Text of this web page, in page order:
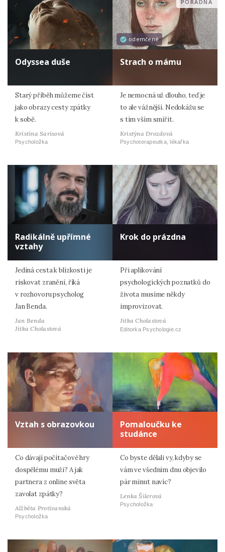
Odyssea duše
Starý příběh můžeme číst
jako obrazy cesty zpátky
k sobě.
Kristina Sarisová
Psycholožka
odemčené
PORADNA
Strach o mámu
Je nemocná už dlouho, teď je
to ale vážnější. Nedokážu se
s tím vším smířit.
Kristýna Drozdová
Psychoterapeutka, lékařka
Radikálně upřímné
vztahy
Jediná cesta k blízkosti je
riskovat zranění, říká
v rozhovoru psycholog
Jan Benda.
Jan Benda
Jitka Cholastová
Krok do prázdna
Při aplikování
psychologických poznatků do
života musíme někdy
improvizovat.
Jitka Cholastová
Editorka Psychologie.cz
Vztah s obrazovkou
Co dávají počítačové hry
dospělému muži? A jak
partnera z online světa
zavolat zpátky?
Alžběta Protivanská
Psycholožka
Pomaloučku ke
studánce
Co byste dělali vy, kdyby se
vám ve všedním dnu objevilo
pár minut navíc?
Lenka Šilerová
Psycholožka